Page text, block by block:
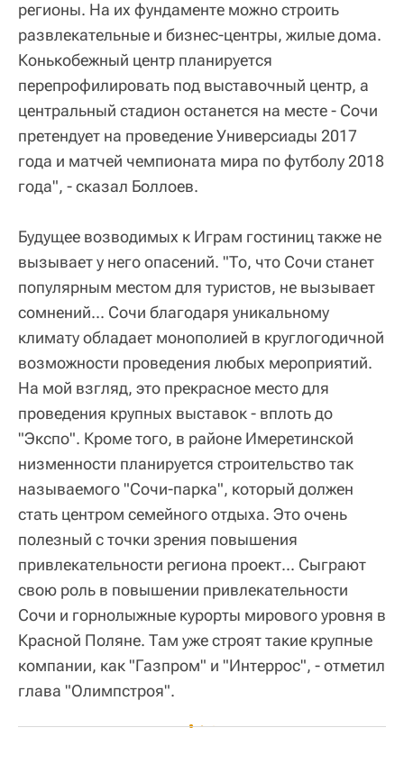
регионы. На их фундаменте можно строить
развлекательные и бизнес-центры, жилые дома.
Конькобежный центр планируется
перепрофилировать под выставочный центр, а
центральный стадион останется на месте - Сочи
претендует на проведение Универсиады 2017
года и матчей чемпионата мира по футболу 2018
года", - сказал Боллоев.
Будущее возводимых к Играм гостиниц также не
вызывает у него опасений. "То, что Сочи станет
популярным местом для туристов, не вызывает
сомнений... Сочи благодаря уникальному
климату обладает монополией в круглогодичной
возможности проведения любых мероприятий.
На мой взгляд, это прекрасное место для
проведения крупных выставок - вплоть до
"Экспо". Кроме того, в районе Имеретинской
низменности планируется строительство так
называемого "Сочи-парка", который должен
стать центром семейного отдыха. Это очень
полезный с точки зрения повышения
привлекательности региона проект... Сыграют
свою роль в повышении привлекательности
Сочи и горнолыжные курорты мирового уровня в
Красной Поляне. Там уже строят такие крупные
компании, как "Газпром" и "Интеррос", - отметил
глава "Олимпстроя".